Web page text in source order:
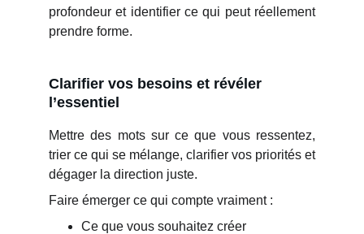
profondeur et identifier ce qui peut réellement
prendre forme.
Clarifier vos besoins et révéler
l’essentiel
Mettre des mots sur ce que vous ressentez,
trier ce qui se mélange, clarifier vos priorités et
dégager la direction juste.
Faire émerger ce qui compte vraiment :
Ce que vous souhaitez créer